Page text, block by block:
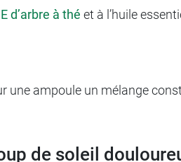
d’arbre à thé et à l’huile
une ampoule un mélange
de soleil